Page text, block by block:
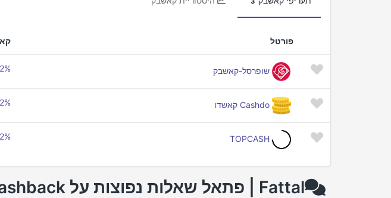
פורטל
שופרסל-קאשבק 2%
Cashdo קאשדו 2%
TOPCASH
2%
Fattal | פתאל שאלות נפוצות על cashback